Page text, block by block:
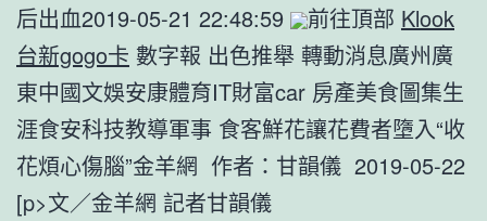
后出血2019-05-21 22:48:59
前往頂部 Klook
台新gogo卡 數字報 出色推舉 轉動消息廣州廣
東中國文娛安康體育IT財富car 房產美食圖集生
涯食安科技教導軍事 食客鮮花讓花費者墮入“收
花煩心傷腦”金羊網 作者：甘韻儀 2019-05-22
[p>文／金羊網 記者甘韻儀